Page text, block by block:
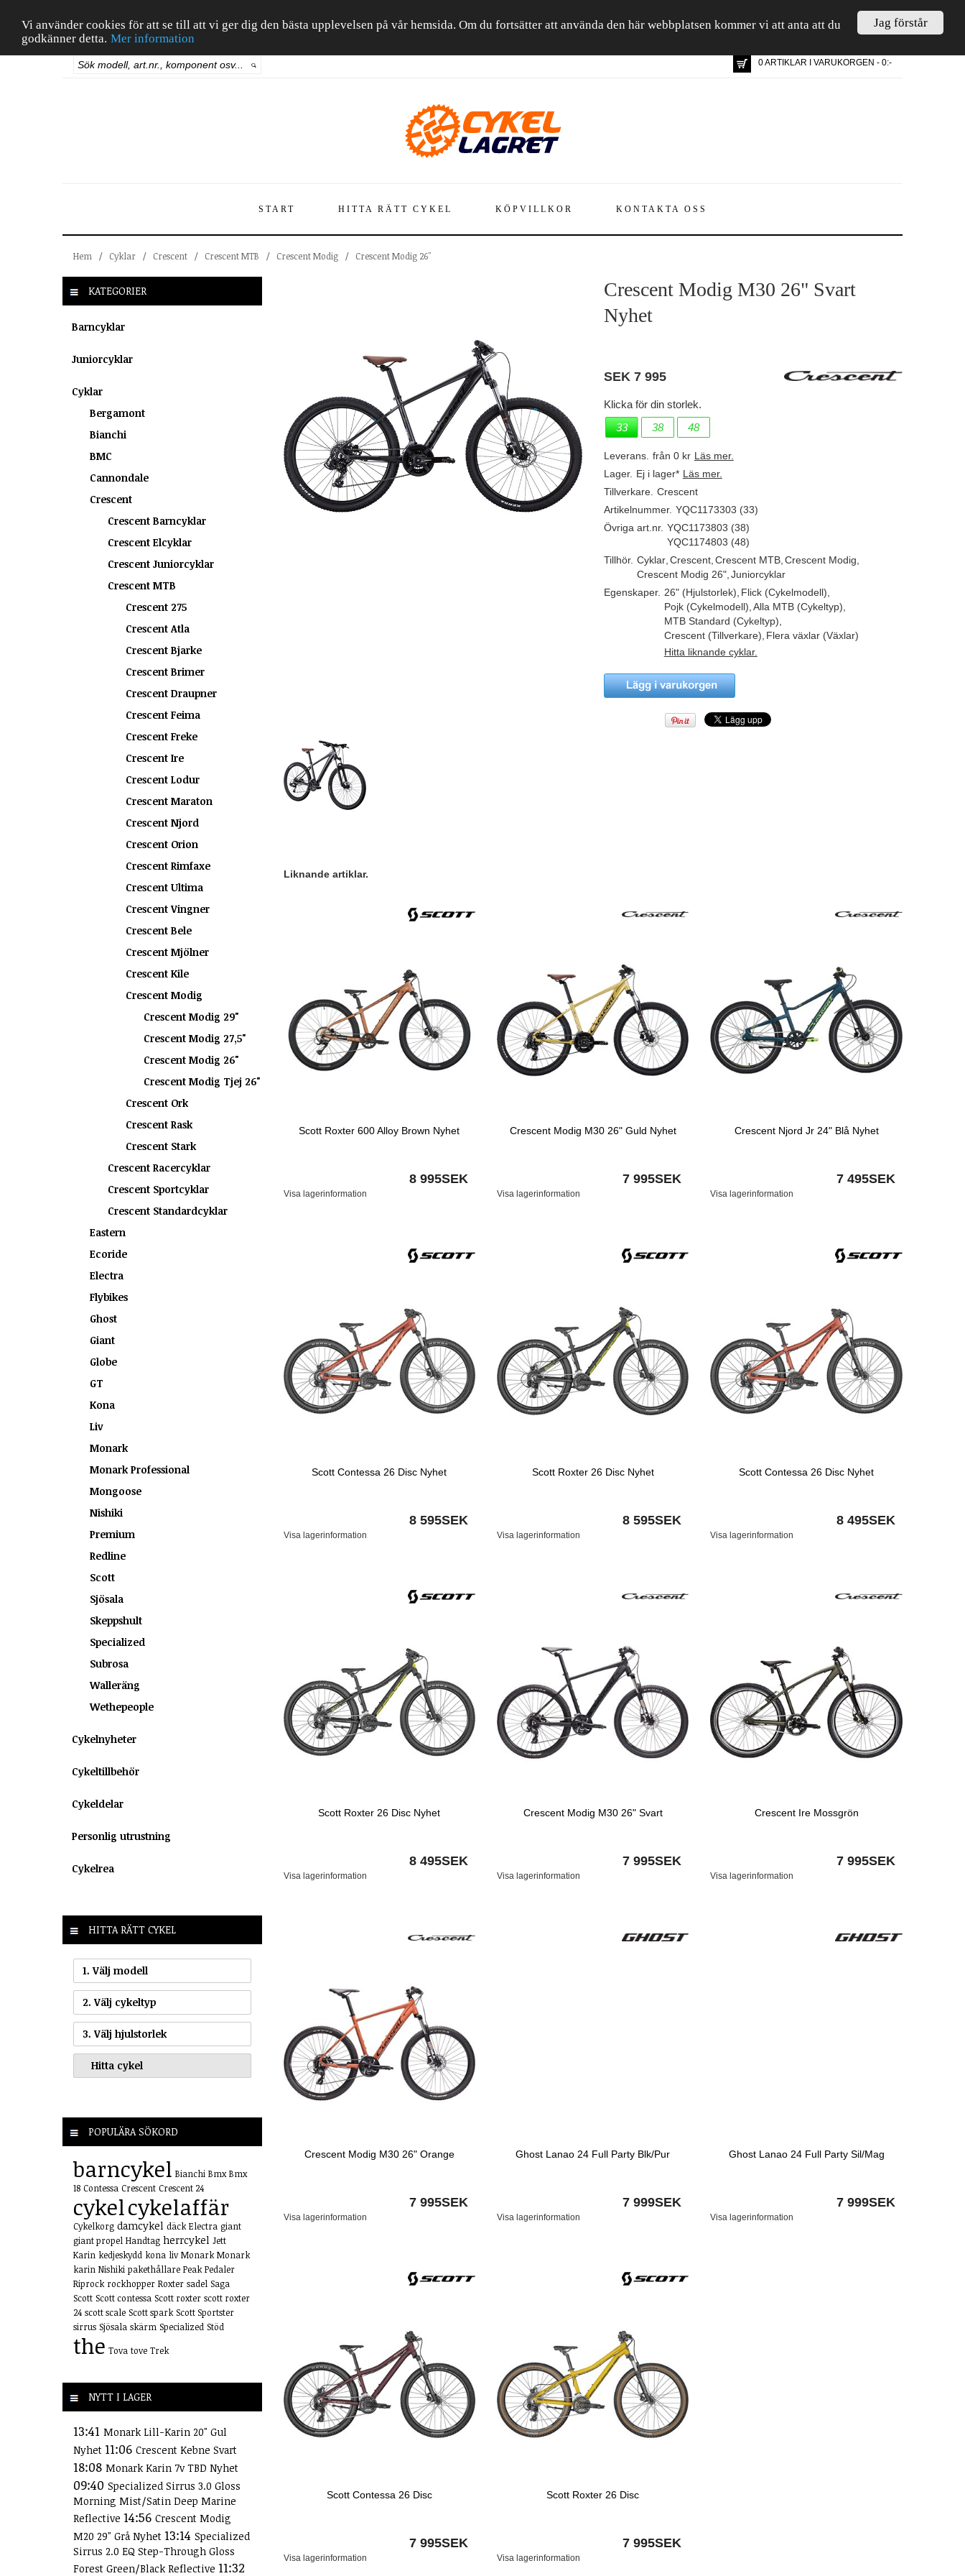
Jag förstår
Vi använder cookies för att se till att vi ger dig den bästa upplevelsen på vår hemsida. Om du fortsätter att använda den här webbplatsen kommer vi att anta att du
godkänner detta. Mer information
0 ARTIKLAR I VARUKORGEN - 0:-
START HITTA RÄTT CYKEL KÖPVILLKOR KONTAKTA OSS
Hem / Cyklar / Crescent / Crescent MTB / Crescent Modig / Crescent Modig 26"
KATEGORIER
Barncyklar
Juniorcyklar
Cyklar
Bergamont
Bianchi
BMC
Cannondale
Crescent
Crescent Barncyklar
Crescent Elcyklar
Crescent Juniorcyklar
Crescent MTB
Crescent 275
Crescent Atla
Crescent Bjarke
Crescent Brimer
Crescent Draupner
Crescent Feima
Crescent Freke
Crescent Ire
Crescent Lodur
Crescent Maraton
Crescent Njord
Crescent Orion
Crescent Rimfaxe
Crescent Ultima
Crescent Vingner
Crescent Bele
Crescent Mjölner
Crescent Kile
Crescent Modig
Crescent Modig 29"
Crescent Modig 27,5"
Crescent Modig 26"
Crescent Modig Tjej 26"
Crescent Ork
Crescent Rask
Crescent Stark
Crescent Racercyklar
Crescent Sportcyklar
Crescent Standardcyklar
Eastern
Ecoride
Electra
Flybikes
Ghost
Giant
Globe
GT
Kona
Liv
Monark
Monark Professional
Mongoose
Nishiki
Premium
Redline
Scott
Sjösala
Skeppshult
Specialized
Subrosa
Walleräng
Wethepeople
Cykelnyheter
Cykeltillbehör
Cykeldelar
Personlig utrustning
Cykelrea
HITTA RÄTT CYKEL
1. Välj modell
2. Välj cykeltyp
3. Välj hjulstorlek
POPULÄRA SÖKORD
barncykel Bianchi Bmx Bmx
18 Contessa Crescent Crescent 24
cykelcykelaffär
Cykelkorg damcykel däck Electra giant
giant propel Handtag herrcykel Jett
Karin kedjeskydd kona liv Monark Monark
karin Nishiki pakethållare Peak Pedaler
Riprock rockhopper Roxter sadel Saga
Scott Scott contessa Scott roxter scott roxter
24 scott scale Scott spark Scott Sportster
sirrus Sjösala skärm Specialized Stöd
the Tova tove Trek
NYTT I LAGER
13:41 Monark Lill-Karin 20" Gul
Nyhet 11:06 Crescent Kebne Svart
18:08 Monark Karin 7v TBD Nyhet
09:40 Specialized Sirrus 3.0 Gloss
Morning Mist/Satin Deep Marine
Reflective 14:56 Crescent Modig
M20 29" Grå Nyhet 13:14 Specialized
Sirrus 2.0 EQ Step-Through Gloss
Forest Green/Black Reflective 11:32
Crescent Modig M30 26" Svart
Nyhet
SEK 7 995
Klicka för din storlek.
33
38 48
Leverans. från 0 kr Läs mer.
Lager. Ej i lager* Läs mer.
Tillverkare. Crescent
Artikelnummer. YQC1173303 (33)
Övriga art.nr. YQC1173803 (38)
YQC1174803 (48)
Tillhör. Cyklar, Crescent, Crescent MTB, Crescent Modig
Crescent Modig 26", Juniorcyklar
Egenskaper. 26" (Hjulstorlek) Flick (Cykelmodell)
Pojk (Cykelmodell) Alla MTB (Cykeltyp)
MTB Standard (Cykeltyp)
Crescent (Tillverkare) Flera växlar (Växlar)
Hitta liknande cyklar.
Liknande artiklar.
Scott Roxter 600 Alloy Brown Nyhet
8 995SEK
Visa lagerinformation
Crescent Modig M30 26" Guld Nyhet
7 995SEK
Visa lagerinformation
Crescent Njord Jr 24" Blå Nyhet
7 495SEK
Visa lagerinformation
Scott Contessa 26 Disc Nyhet
8 595SEK
Visa lagerinformation
Scott Roxter 26 Disc Nyhet
8 595SEK
Visa lagerinformation
Scott Contessa 26 Disc Nyhet
8 495SEK
Visa lagerinformation
Scott Roxter 26 Disc Nyhet
8 495SEK
Visa lagerinformation
Crescent Modig M30 26" Svart
7 995SEK
Visa lagerinformation
Crescent Ire Mossgrön
7 995SEK
Visa lagerinformation
Crescent Modig M30 26" Orange
7 995SEK
Visa lagerinformation
Ghost Lanao 24 Full Party Blk/Pur
7 999SEK
Visa lagerinformation
Ghost Lanao 24 Full Party Sil/Mag
7 999SEK
Visa lagerinformation
Scott Contessa 26 Disc
7 995SEK
Visa lagerinformation
Scott Roxter 26 Disc
7 995SEK
Visa lagerinformation